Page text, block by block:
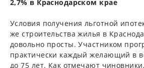
2,7% в Краснодарском крае
Условия получения льготной
же строительства жилья в
довольно просты. Участником
практически каждый желающий в
до 75 лет. Как отмечают